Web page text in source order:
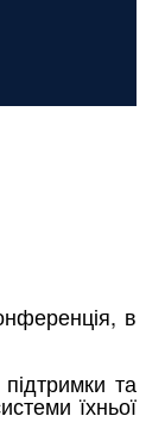
в
та
їхньої